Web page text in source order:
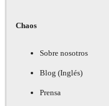
Chaos
Sobre nosotros
Blog (Inglés)
Prensa